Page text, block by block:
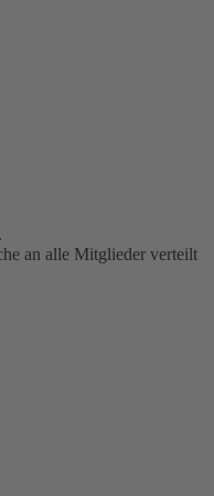
an alle Mitglieder verteilt